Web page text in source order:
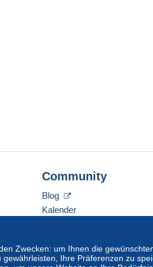
Zwecken: um Ihnen die
Ihre Präferenzen zu
Community
Blog
Kalender